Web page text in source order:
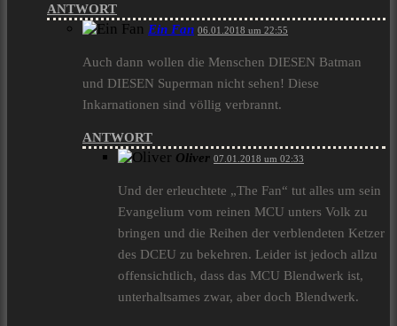
ANTWORT
Ein Fan 06.01.2018 um 22:55
Auch dann wollen die Menschen DIESEN Batman
und DIESEN Superman nicht sehen! Diese
Inkarnationen sind völlig verbrannt.
ANTWORT
Oliver 07.01.2018 um 02:33
Und der erleuchtete „The Fan“ tut alles um sein
Evangelium vom reinen MCU unters Volk zu
bringen und die Reihen der verblendeten Ketzer
des DCEU zu bekehren. Leider ist jedoch allzu
offensichtlich, dass das MCU Blendwerk ist,
unterhaltsames zwar, aber doch Blendwerk.